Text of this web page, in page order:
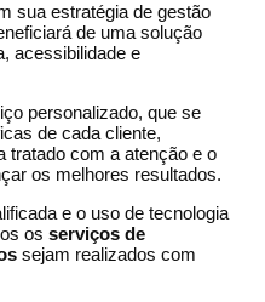
sua estratégia de gestão
de uma solução
acessibilidade e
personalizado, que se
de cada cliente,
tratado com a atenção e o
os melhores resultados.
e o uso de tecnologia
os serviços de
sejam realizados com